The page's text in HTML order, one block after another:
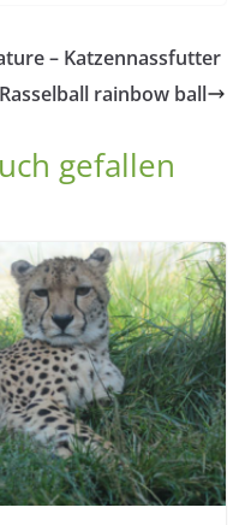
– Katzennassfutter
rainbow ball
gefallen